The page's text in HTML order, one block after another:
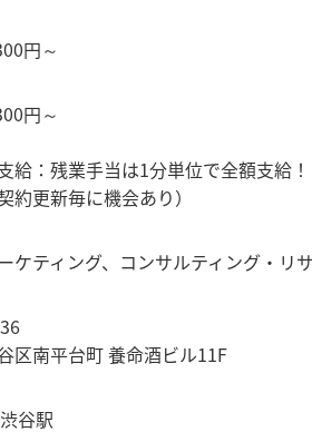
円～
円～
給：残業手当は1分単位で全額支給！
更新毎に機会あり）
ケティング、 コンサルティング・リ
区南平台町 養命酒ビル11F
谷駅